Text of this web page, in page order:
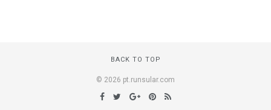
BACK TO TOP
© 2026 pt.runsular.com